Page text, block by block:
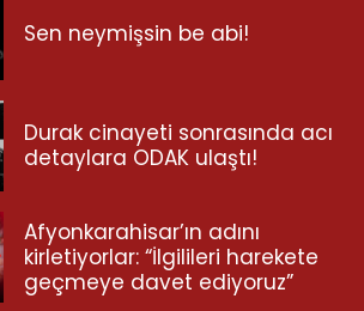
Sen neymişsin be abi!
Durak cinayeti sonrasında acı
detaylara ODAK ulaştı!
Afyonkarahisar’ın adını
kirletiyorlar: “İlgilileri harekete
geçmeye davet ediyoruz”